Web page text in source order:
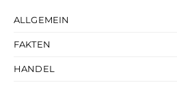
ALLGEMEIN
FAKTEN
HANDEL